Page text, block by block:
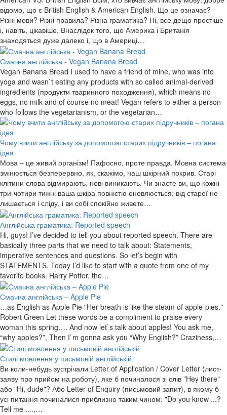
відомо, що є British English & American English. Що це означає?
Різні мови? Різні правила? Різна граматика? Ні, все дещо простіше
і, навіть, цікавіше. Внаслідок того, що Америка і Британія
знаходяться дуже далеко і, що в Америці…
Смачна англійська - Vegan Banana Bread
Vegan Banana Bread I used to have a friend of mine, who was into
yoga and wasn`t eating any products with so called animal-derived
ingredients (продукти тваринного походження), which means no
eggs, no milk and of course no meat! Vegan refers to either a person
who follows the vegetarianism, or the vegetarian…
Чому вчити англійську за допомогою старих підручників – погана
ідея
Мова – це живий організм! Пафосно, проте правда. Мовна система
змінюється безперервно, як, скажімо, наш шкірний покрив. Старі
клітини слова відмирають, нові виникають. Чи знаєте ви, що кожні
три-чотири тижні ваша шкіра повністю оновлюється: від старої не
лишається і сліду, і ви собі спокійно живете…
Англійська граматика: Reported speech
Hi, guys! I’ve decided to tell you about reported speech. There are
basically three parts that we need to talk about: Statements,
imperative sentences and questions. So let’s begin with
STATEMENTS. Today I’d like to start with a quote from one of my
favorite books. Harry Potter, the…
Смачна англійська – Apple Pie
…as English as Apple Pie "Her breath is like the steam of apple-pies."
Robert Green Let these words be a compliment to praise every
woman this spring…. And now let`s talk about apples! You ask me,
“why apples?”, Then I`m gonna ask you “Why English?” Craziness,…
Стилі мовлення у письмовій англійській
Ви коли-небудь зустрічали Letter of Application / Cover Letter (лист-
заяву про прийом на роботу), яке б починалося зі слів "Hey there"
або "Hi, dude"? Або Letter of Enquiry (письмовий запит), в якому б
усі питання починалися приблизно таким чином: "Do you know ...?
Tell me ....,…